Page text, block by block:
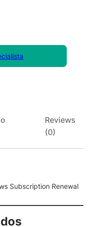
Reviews
(0)
Subscription Renewal